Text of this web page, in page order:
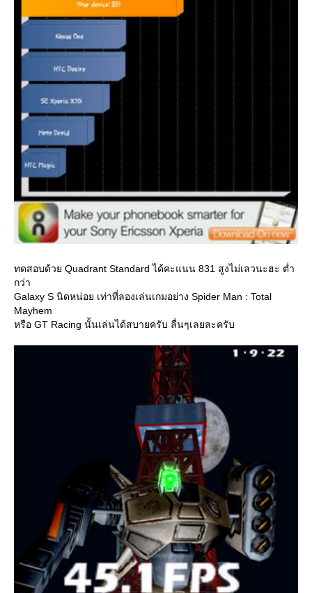
ทดสอบด้วย Quadrant Standard ได้คะแนน 831 สูงไม่เลวนะฮะ ต่ำ
กว่า
Galaxy S นิดหน่อย เท่าที่ลองเล่นเกมอย่าง Spider Man : Total
Mayhem
หรือ GT Racing นั้นเล่นได้สบายครับ ลื่นๆเลยละครับ